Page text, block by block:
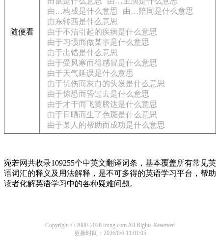
随便看
由…构成是什么意思
由…陪同是什么意思
由东转西是什么意思
由于不洁引起的疾病是什么意思
由于习惯而做某事是什么意思
由于出错是什么意思
由于受风寒而得感冒是什么意思
由于天气延误是什么意思
由于忧伤而灰白的头发是什么意思
由于惊恐而昏过去是什么意思
由于才干而飞黄腾达是什么意思
由于日晒而生了色斑是什么意思
由于某人的帮助而成功是什么意思
宛若网共收录109255个中英文翻译词条，基本覆盖所有常见英
语词汇的释义及用法解释，是不可多得的英语学习平台，帮助
读者化解英语学习中的各种疑难问题。
Copyright © 2000-2026 icsng.com All Rights Reserved
更新时间：2026/8/6 11:01:05